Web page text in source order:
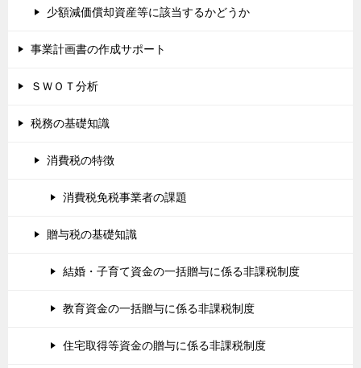
少額減価償却資産等に該当するかどうか
事業計画書の作成サポート
ＳＷＯＴ分析
税務の基礎知識
消費税の特徴
消費税免税事業者の課題
贈与税の基礎知識
結婚・子育て資金の一括贈与に係る非課税制度
教育資金の一括贈与に係る非課税制度
住宅取得等資金の贈与に係る非課税制度